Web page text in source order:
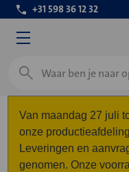
+31 598 36 12 32
Zoeken
Van maandag 27 juli
onze
Leveringen en
genomen. Onze